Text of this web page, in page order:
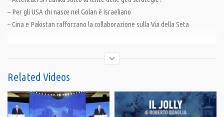
– Per gli USA chi nasce nel Golan è israeliano
– Cina e Pakistan rafforzano la collaborazione sulla Via della Seta
Aiutaci a raccogliere 60.000 euro entro agosto e continueremo ad aiutarti a
cercare la verità.
🎯 Bonifico bancario: IBAN IT82P0100504800000000006342, intestato ad
Associazione Democrazia nella Comunicazione
Related Videos